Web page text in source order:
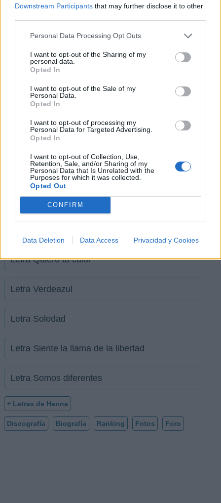
Downstream Participants that may further disclose it to other
Personal Data Processing Opt Outs
I want to opt-out of the Sharing of my
personal data.
Opted In
I want to opt-out of the Sale of my
Personal Data.
Opted In
I want to opt-out of processing my
Personal Data for Targeted Advertising.
Opted In
I want to opt-out of Collection, Use,
Retention, Sale, and/or Sharing of my
Personal Data that Is Unrelated with the
Purposes for which it was collected.
Opted Out
CONFIRM
Data Deletion Data Access Privacidad y Cookies
Nominado
Mejor artista revelación
Ganador
Mejor videoclip
Nominado
Nominado
Letra En un mar eterno
Letra Sin Tus Besos
Letra Quiero tu calor
Letra Verdeazul
Letra Soledad
Letra Siente la llama de la libertad
Letra Somos diferentes
+ Letras de Hanna
Discografía Biografía Ranking Fotos Foro